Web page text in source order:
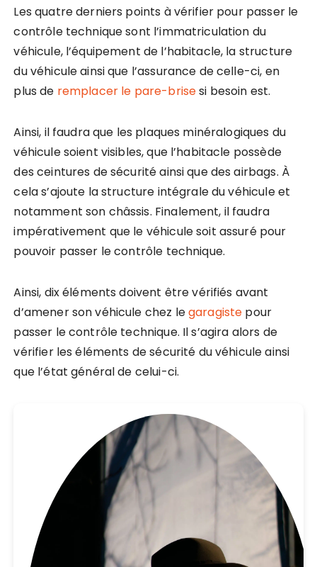
Les quatre derniers points à vérifier pour passer le
contrôle technique sont l’immatriculation du
véhicule, l’équipement de l’habitacle, la structure
du véhicule ainsi que l’assurance de celle-ci, en
plus de remplacer le pare-brisesi besoin est.
Ainsi, il faudra que les plaques minéralogiques du
véhicule soient visibles, que l’habitacle possède
des ceintures de sécurité ainsi que des airbags. À
cela s’ajoute la structure intégrale du véhicule et
notamment son châssis. Finalement, il faudra
impérativement que le véhicule soit assuré pour
pouvoir passer le contrôle technique.
Ainsi, dix éléments doivent être vérifiés avant
d’amener son véhicule chez legaragiste pour
passer le contrôle technique. Il s’agira alors de
vérifier les éléments de sécurité du véhicule ainsi
que l’état général de celui-ci.